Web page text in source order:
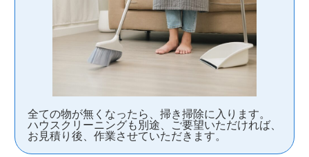
全ての物が無くなったら、掃き掃除に入ります。
ハウスクリーニングも別途、ご要望いただければ、
お見積り後、作業させていただきます。